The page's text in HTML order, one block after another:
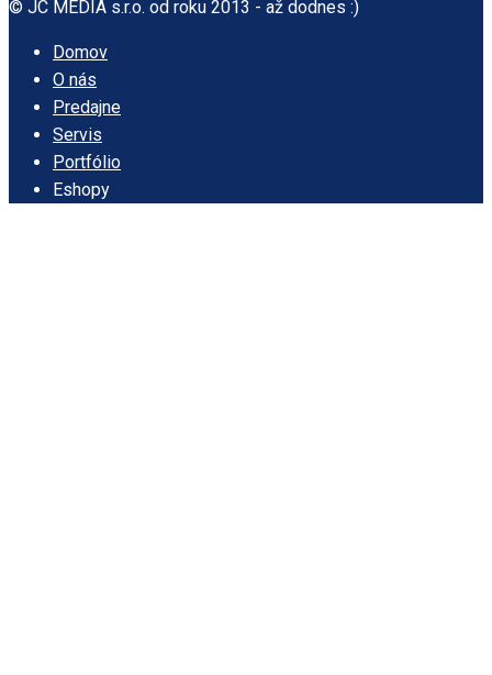
© JC MEDIA s.r.o. od roku 2013 - až dodnes :)
Domov
O nás
Predajne
Servis
Portfólio
Eshopy